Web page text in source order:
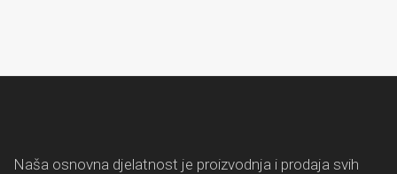
Naša osnovna djelatnost je proizvodnja i prodaja svih